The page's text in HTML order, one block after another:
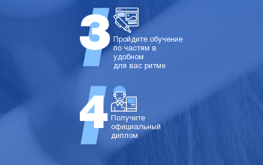
Пройдите обучение
по частям в
удобном
для вас ритме
Получите
официальный
диплом